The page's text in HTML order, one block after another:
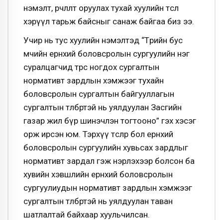
нэмэлт, өөрчлөлт оруулах тухай хуулийн төсөл
хэрүүл тарьж байсныг санаж байгаа биз ээ.
Учир нь тус хуулийн нэмэлтэд “Төрийн бус
өмчийн ерөнхий боловсролын сургуулийн нэг
суралцагчид төрөөс ногдох сургалтын
нормативт зардлын хэмжээг тухайн
боловсролын сургалтын байгууллагын
сургалтын төлбөртэй нь уялдуулан Засгийн
газар жил бүр шинэчлэн тогтооно” гэх хэсэг
орж ирсэн юм. Тэрхүү төслөөр бол ерөнхий
боловсролын сургуулийн хувьсах зардлыг
нормативт зардал гэж нэрлэхээр болсон ба
хувийн хэвшлийн ерөнхий боловсролын
сургуулиудын нормативт зардлын хэмжээг
сургалтын төлбөртэй нь уялдуулан таван
шатлалтай байхаар хуульчилсан.